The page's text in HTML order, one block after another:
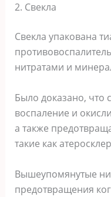
2. Свекла
Свекла упакована
нитратами и
Было доказано, что
воспаление и
а также
такие как
Вышеупомянутые
предотвращения